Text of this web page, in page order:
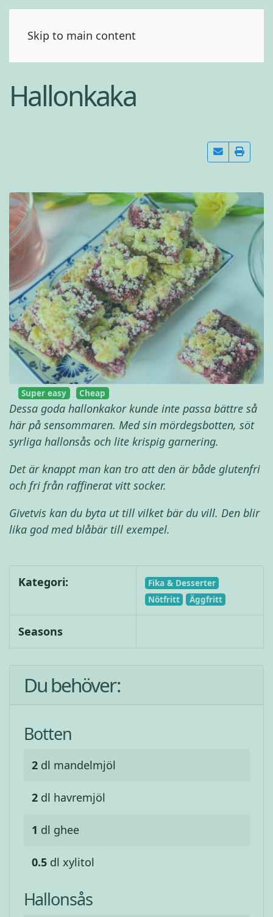
Skip to main content
Hallonkaka
Super easy Cheap
Dessa goda hallonkakor kunde inte passa bättre så
här på sensommaren. Med sin mördegsbotten, söt
syrliga hallonsås och lite krispig garnering.
Det är knappt man kan tro att den är både glutenfri
och fri från raffinerat vitt socker.
Givetvis kan du byta ut till vilket bär du vill. Den blir
lika god med blåbär till exempel.
Kategori:
Fika & Desserter
Nötfritt
Äggfritt
Seasons
Du behöver:
Botten
2 dl mandelmjöl
2 dl havremjöl
1 dl ghee
0.5 dl xylitol
Hallonsås